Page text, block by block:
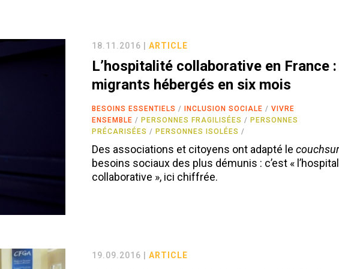
18.11.2016 |ARTICLE
L’hospitalité collaborative en France
migrants hébergés en six mois
BESOINS ESSENTIELS INCLUSION SOCIALE
VIVRE
ENSEMBLE
PERSONNES FRAGILISÉES
PERSONNES
PRÉCARISÉES
PERSONNES ISOLÉES
Des associations et citoyens ont adapté le
besoins sociaux des plus démunis : c’est «
collaborative », ici chiffrée.
19.09.2016 |ARTICLE